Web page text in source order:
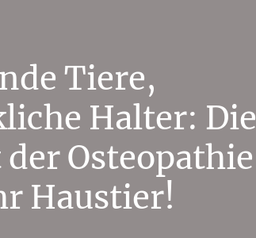
Tiere,
Halter: Die
Osteopathie
Haustier!